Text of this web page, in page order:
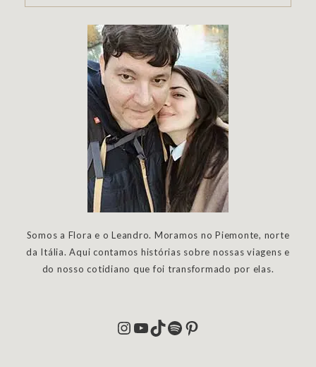
Somos a Flora e o Leandro. Moramos no Piemonte, norte
da Itália. Aqui contamos histórias sobre nossas viagens e
do nosso cotidiano que foi transformado por elas.